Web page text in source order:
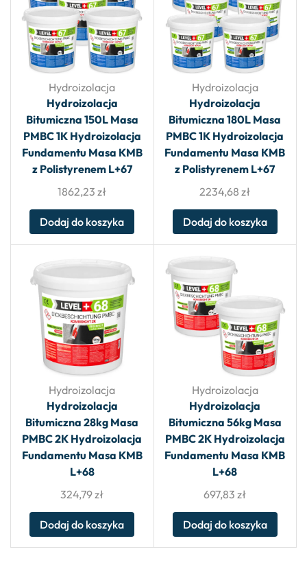
Hydroizolacja
Hydroizolacja
Bitumiczna 150L Masa
PMBC 1K Hydroizolacja
Fundamentu Masa KMB
z Polistyrenem L+67
1862,23 zł
Dodaj do koszyka
Hydroizolacja
Hydroizolacja
Bitumiczna 180L Masa
PMBC 1K Hydroizolacja
Fundamentu Masa KMB
z Polistyrenem L+67
2234,68 zł
Dodaj do koszyka
Hydroizolacja
Hydroizolacja
Bitumiczna 28kg Masa
PMBC 2K Hydroizolacja
Fundamentu Masa KMB
L+68
324,79zł
Dodaj do koszyka
Hydroizolacja
Hydroizolacja
Bitumiczna 56kg Masa
PMBC 2K Hydroizolacja
Fundamentu Masa KMB
L+68
697,83zł
Dodaj do koszyka